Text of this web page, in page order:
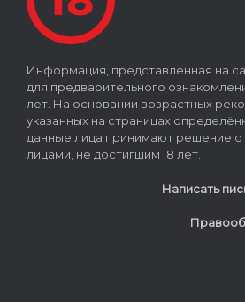
Информация, представленная на
для предварительного
лет. На основании возрастных
указанных на страницах
данные лица принимают решение
лицами, не достигшим 18 лет.
Написать